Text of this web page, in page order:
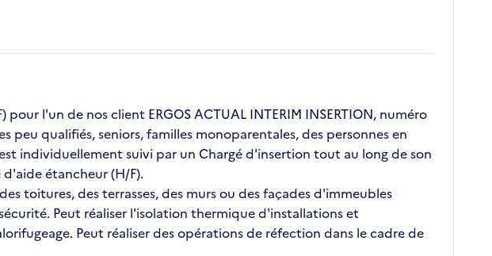
l'un de nos client ERGOS ACTUAL INTERIM INSERTION, numéro
peu qualifiés, seniors, familles monoparentales, des personnes en
individuellement suivi par un Chargé d'insertion tout au long de son
étancheur (H/F).
toitures, des terrasses, des murs ou des façades d'immeubles
Peut réaliser l'isolation thermique d'installations et
Peut réaliser des opérations de réfection dans le cadre de